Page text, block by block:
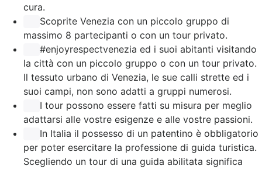
cura.
Scoprite Venezia con un piccolo gruppo di
massimo 8 partecipanti o con un tour privato.
#enjoyrespectvenezia ed i suoi abitanti visitando
la città con un piccolo gruppo o con un tour privato.
Il tessuto urbano di Venezia, le sue calli strette ed i
suoi campi, non sono adatti a gruppi numerosi.
I tour possono essere fatti su misura per meglio
adattarsi alle vostre esigenze e alle vostre passioni.
In Italia il possesso di un patentino è obbligatorio
per poter esercitare la professione di guida turistica.
Scegliendo un tour di una guida abilitata significa